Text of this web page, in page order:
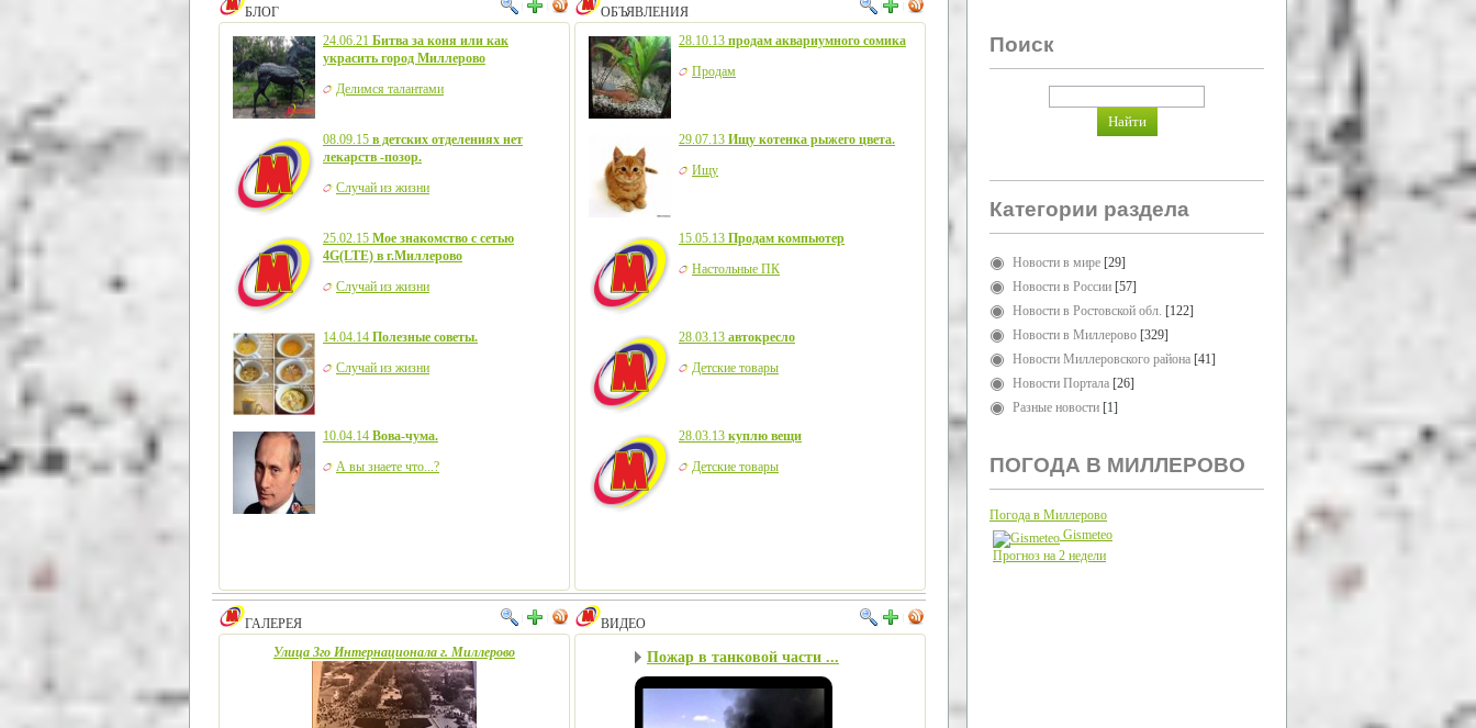
ОБЪЯВЛЕНИЯ
28.10.13 продам аквариумного сомика
Продам
29.07.13 Ищу котенка рыжего цвета.
Ищу
15.05.13 Продам компьютер
Настольные ПК
28.03.13 автокресло
Детские товары
28.03.13 куплю вещи
Детские товары
БЛОГ
24.06.21 Битва за коня или как
украсить город Миллерово
Делимся талантами
08.09.15 в детских отделениях нет
лекарств -позор.
Случай из жизни
25.02.15 Мое знакомство с сетью
4G(LTE) в г.Миллерово
Случай из жизни
14.04.14 Полезные советы.
Случай из жизни
10.04.14 Вова-чума.
А вы знаете что...?
ВИДЕО
Пожар в танковой части ...
ГАЛЕРЕЯ
Улица 3го Интернационала г. Миллерово
Поиск
Категории раздела
Новости в мире [29]
Новости в России [57]
Новости в Ростовской обл. [122]
Новости в Миллерово [329]
Новости Миллеровского района [41]
Новости Портала [26]
Разные новости [1]
ПОГОДА В МИЛЛЕРОВО
Погода в Миллерово
Gismeteo
Прогноз на 2 недели